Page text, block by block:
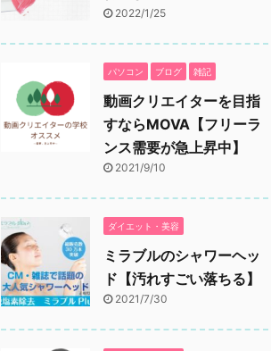
2022/1/25
パソコン ブログ 雑記
動画クリエイターを目指
すならMOVA【フリーラ
ンス需要が急上昇中】
2021/9/10
ダイエット・美容
ミラブルのシャワーヘッ
ド【汚れすごい落ちる】
2021/7/30